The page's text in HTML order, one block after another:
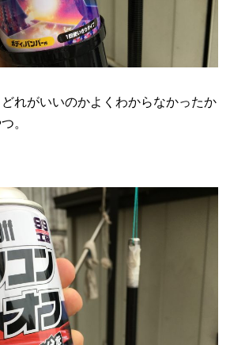
れがいいのかよくわからなかったか
。